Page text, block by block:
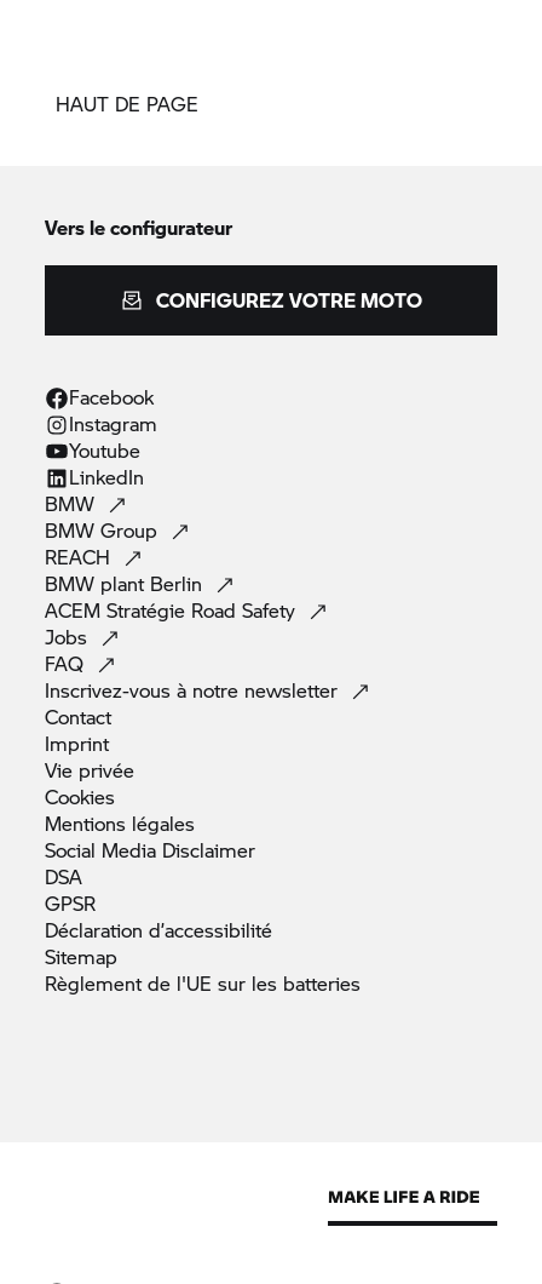
HAUT DE PAGE
Vers le configurateur
CONFIGUREZ VOTRE MOTO
Facebook
Instagram
Youtube
LinkedIn
BMW
BMWGroup
REACH
BMW plant Berlin
ACEM Stratégie RoadSafety
Jobs
FAQ
Inscrivez-vous à notre newsletter
Contact
Imprint
Vie privée
Cookies
Mentions légales
Social Media Disclaimer
DSA
GPSR
Déclarationd’accessibilité
Sitemap
Règlement de l'UE sur les batteries